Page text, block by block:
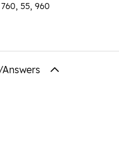
55, 960